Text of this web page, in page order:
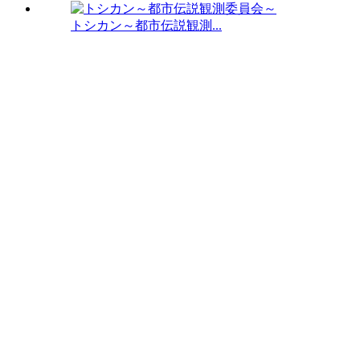
トシカン～都市伝説観測...